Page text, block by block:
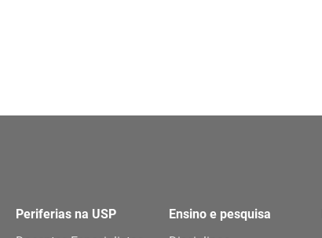
Periferias na USP
Ensino e pesquisa